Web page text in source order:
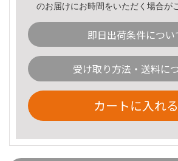
のお届けにお時間をいただく場合が
即日出荷条件につい
受け取り方法・送料に
カートに入れる